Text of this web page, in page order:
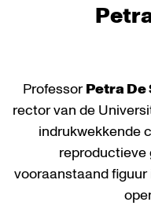
ProfessorPetra
rector van de
indrukwekkende
reproductieve
vooraanstaand